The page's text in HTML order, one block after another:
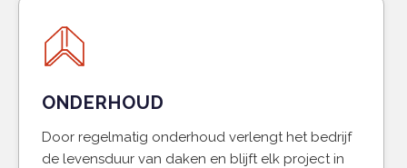
ONDERHOUD
Door regelmatig onderhoud verlengt het bedrijf
de levensduur van daken en blijft elk project in